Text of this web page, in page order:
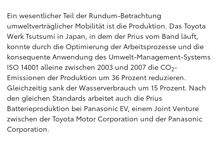
Ein wesentlicher Teil der Rundum-Betrachtung
umweltverträglicher Mobilität ist die Produktion. Das Toyota
Werk Tsutsumi in Japan, in dem der Prius vom Band läuft,
konnte durch die Optimierung der Arbeitsprozesse und die
konsequente Anwendung des Umwelt-Management-Systems
ISO 14001 alleine zwischen 2003 und 2007 die CO2-
Emissionen der Produktion um 36 Prozent reduzieren.
Gleichzeitig sank der Wasserverbrauch um 15 Prozent. Nach
den gleichen Standards arbeitet auch die Prius
Batterieproduktion bei Panasonic EV, einem Joint Venture
zwischen der Toyota Motor Corporation und der Panasonic
Corporation.